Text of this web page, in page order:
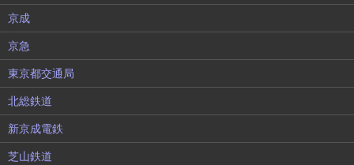
京成
京急
東京都交通局
北総鉄道
新京成電鉄
芝山鉄道